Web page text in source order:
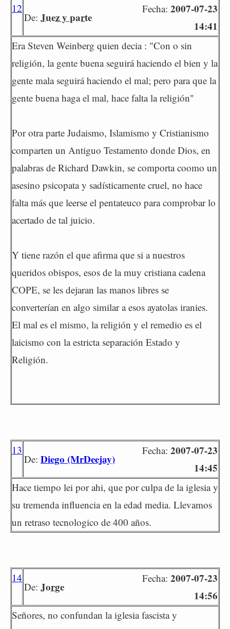
12
De: Juez y parte
Fecha: 2007-07-23
14:41
Era Steven Weinberg quien decia : "Con o sin
religión, la gente buena seguirá haciendo el bien y la
gente mala seguirá haciendo el mal; pero para que la
gente buena haga el mal, hace falta la religión"
Por otra parte Judaismo, Islamismo y Cristianismo
comparten un Antiguo Testamento donde Dios, en
palabras de Richard Dawkin, se comporta coomo un
asesino psicopata y sadísticamente cruel, no hace
falta más que leerse el pentateuco para comprobar lo
acertado de tal juicio.
Y tiene razón el que afirma que si a nuestros
queridos obispos, esos de la muy cristiana cadena
COPE, se les dejaran las manos libres se
converterían en algo similar a esos ayatolas iranies.
El mal es el mismo, la religión y el remedio es el
laicismo con la estricta separación Estado y
Religión.
13
De: Diego (MrDeejay)
Fecha: 2007-07-23
14:45
Hace tiempo lei por ahi, que por culpa de la iglesia y
su tremenda influencia en la edad media. Llevamos
un retraso tecnologico de 400 años.
14
De: Jorge
Fecha: 2007-07-23
14:56
Señores, no confundan la iglesia fascista y